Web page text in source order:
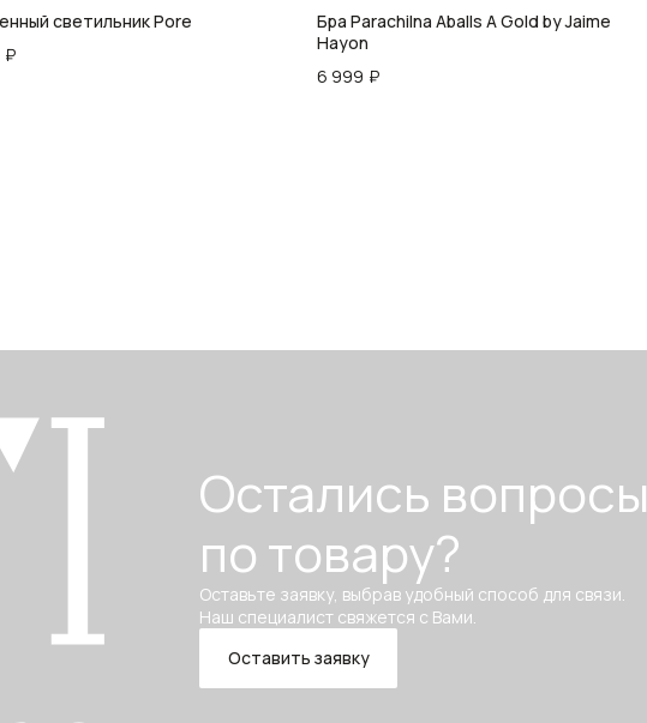
светильник Pore
₽
Бра Parachilna Aballs A Gold by Jaime
Hayon
6 999 ₽
Остались вопросы
по товару?
Оставьте заявку, выбрав удобный способ для связи.
Наш специалист свяжется с Вами.
Оставить заявку